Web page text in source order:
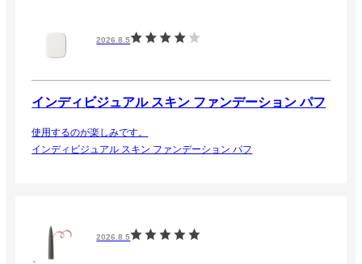
2026.8.5
インディビジュアル スキン ファンデーション パフ
使用するのが楽しみです。
インディビジュアル スキン ファンデーション パフ
2026.8.5